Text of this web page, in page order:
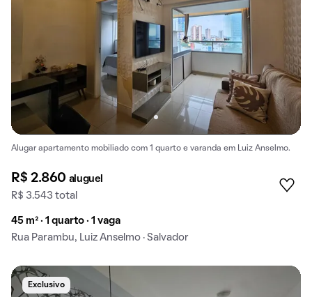
Alugar apartamento mobiliado com 1 quarto e varanda em Luiz Anselmo.
R$ 2.860 aluguel
R$ 3.543 total
45 m² · 1 quarto · 1 vaga
Rua Parambu, Luiz Anselmo · Salvador
Exclusivo